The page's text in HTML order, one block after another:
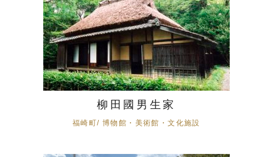
柳田國男生家
福崎町/ 博物館・美術館・文化施設